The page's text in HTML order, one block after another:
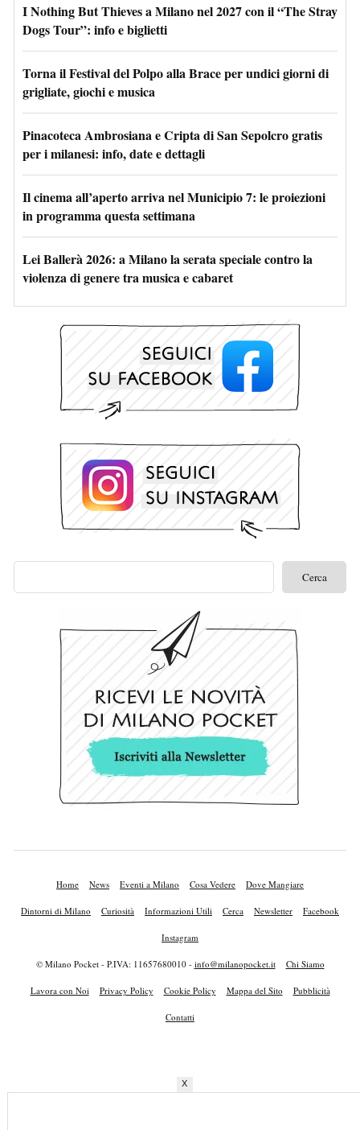
I Nothing But Thieves a Milano nel 2027 con il “The Stray
Dogs Tour”: info e biglietti
Torna il Festival del Polpo alla Brace per undici giorni di
grigliate, giochi e musica
Pinacoteca Ambrosiana e Cripta di San Sepolcro gratis
per i milanesi: info, date e dettagli
Il cinema all’aperto arriva nel Municipio 7: le proiezioni
in programma questa settimana
Lei Ballerà 2026: a Milano la serata speciale contro la
violenza di genere tra musica e cabaret
Home News Eventi a Milano Cosa Vedere Dove Mangiare
Dintorni di Milano Curiosità Informazioni Utili Cerca Newsletter Facebook
Instagram
© Milano Pocket - P.IVA: 11657680010 - info@milanopocket.it Chi Siamo
Lavora con Noi Privacy Policy Cookie Policy Mappa del Sito Pubblicità
Contatti
X